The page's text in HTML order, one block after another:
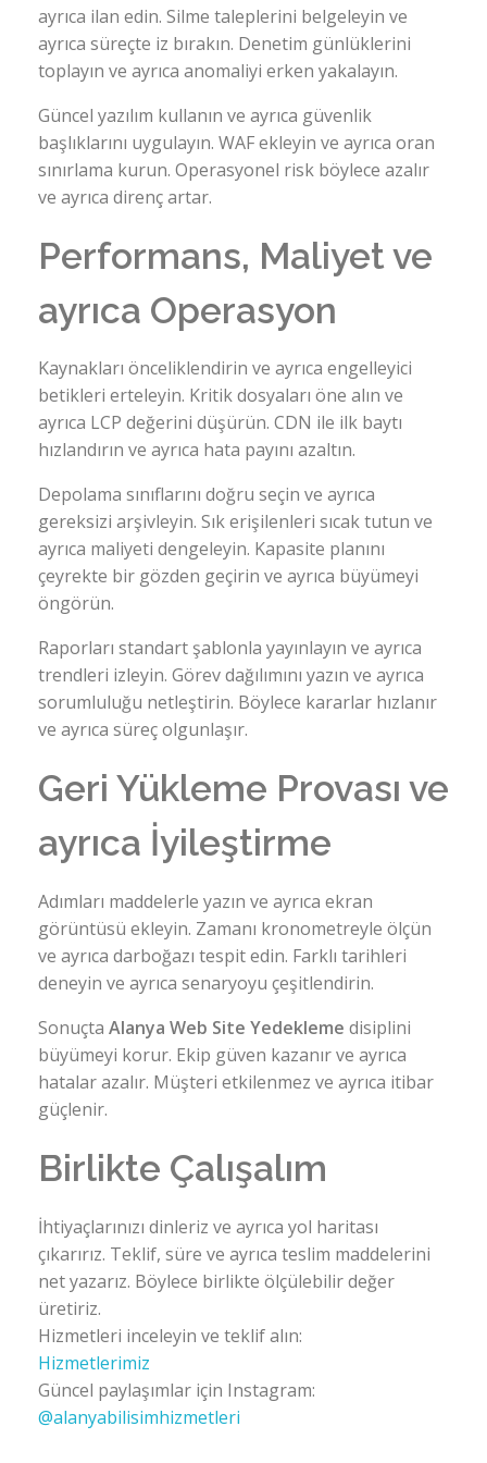
ayrıca ilan edin. Silme taleplerini belgeleyin ve
ayrıca süreçte iz bırakın. Denetim günlüklerini
toplayın ve ayrıca anomaliyi erken yakalayın.
Güncel yazılım kullanın ve ayrıca güvenlik
başlıklarını uygulayın. WAF ekleyin ve ayrıca oran
sınırlama kurun. Operasyonel risk böylece azalır
ve ayrıca direnç artar.
Performans, Maliyet ve
ayrıca Operasyon
Kaynakları önceliklendirin ve ayrıca engelleyici
betikleri erteleyin. Kritik dosyaları öne alın ve
ayrıca LCP değerini düşürün. CDN ile ilk baytı
hızlandırın ve ayrıca hata payını azaltın.
Depolama sınıflarını doğru seçin ve ayrıca
gereksizi arşivleyin. Sık erişilenleri sıcak tutun ve
ayrıca maliyeti dengeleyin. Kapasite planını
çeyrekte bir gözden geçirin ve ayrıca büyümeyi
öngörün.
Raporları standart şablonla yayınlayın ve ayrıca
trendleri izleyin. Görev dağılımını yazın ve ayrıca
sorumluluğu netleştirin. Böylece kararlar hızlanır
ve ayrıca süreç olgunlaşır.
Geri Yükleme Provası ve
ayrıca İyileştirme
Adımları maddelerle yazın ve ayrıca ekran
görüntüsü ekleyin. Zamanı kronometreyle ölçün
ve ayrıca darboğazı tespit edin. Farklı tarihleri
deneyin ve ayrıca senaryoyu çeşitlendirin.
Sonuçta Alanya Web Site Yedekleme disiplini
büyümeyi korur. Ekip güven kazanır ve ayrıca
hatalar azalır. Müşteri etkilenmez ve ayrıca itibar
güçlenir.
Birlikte Çalışalım
İhtiyaçlarınızı dinleriz ve ayrıca yol haritası
çıkarırız. Teklif, süre ve ayrıca teslim maddelerini
net yazarız. Böylece birlikte ölçülebilir değer
üretiriz.
Hizmetleri inceleyin ve teklif alın:
Hizmetlerimiz
Güncel paylaşımlar için Instagram:
@alanyabilisimhizmetleri